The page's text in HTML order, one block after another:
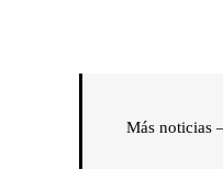
Más noticias